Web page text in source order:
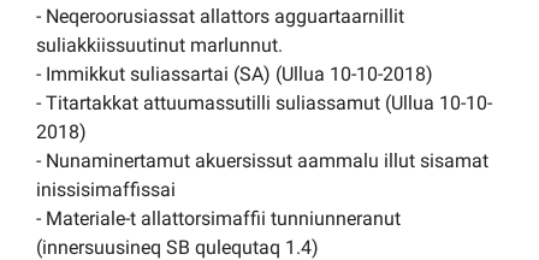
- Neqeroorusiassat allattors agguartaarnillit
suliakkiissuutinut marlunnut.
- Immikkut suliassartai (SA) (Ullua 10-10-2018)
- Titartakkat attuumassutilli suliassamut (Ullua 10-10-
2018)
- Nunaminertamut akuersissut aammalu illut sisamat
inissisimaffissai
- Materiale-t allattorsimaffii tunniunneranut
(innersuusineq SB qulequtaq 1.4)